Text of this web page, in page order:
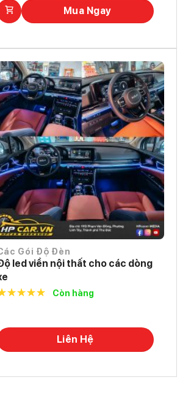
Mua Ngay
Gói Độ Đèn
led viền nội thất cho các dòng
Còn hàng
Liên Hệ